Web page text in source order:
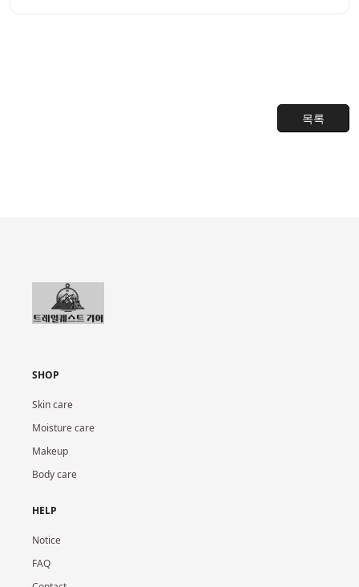
목록
SHOP
Skin care
Moisture care
Makeup
Body care
HELP
Notice
FAQ